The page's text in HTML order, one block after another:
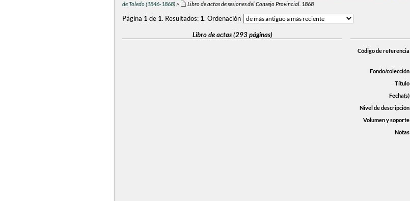
de Toledo (1846-1868)> Libro de actas de sesiones del Consejo Provincial. 1868
Página 1 de 1. Resultados: 1. Ordenación
Libro de actas (293 páginas)
Código de referencia
Fondo/colección
Título
Fecha(s)
Nivel de descripción
Volumen y soporte
Notas